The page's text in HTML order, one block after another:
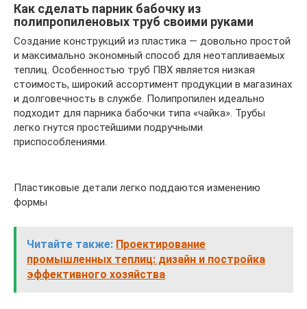
Как сделать парник бабочку из
полипропиленовых труб своими руками
Создание конструкций из пластика — довольно простой
и максимально экономный способ для неотапливаемых
теплиц. Особенностью труб ПВХ является низкая
стоимость, широкий ассортимент продукции в магазинах
и долговечность в службе. Полипропилен идеально
подходит для парника бабочки типа «чайка». Трубы
легко гнутся простейшими подручными
приспособлениями.
Пластиковые детали легко поддаются изменению
формы
Читайте также: Проектирование
промышленных теплиц: дизайн и постройка
эффективного хозяйства